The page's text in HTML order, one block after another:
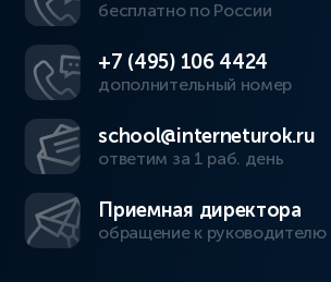
бесплатно по России
+7 (495) 106 4424
дополнительный номер
school@interneturok.ru
ответим за 1 раб. день
Приемная директора
обращение к руководителю